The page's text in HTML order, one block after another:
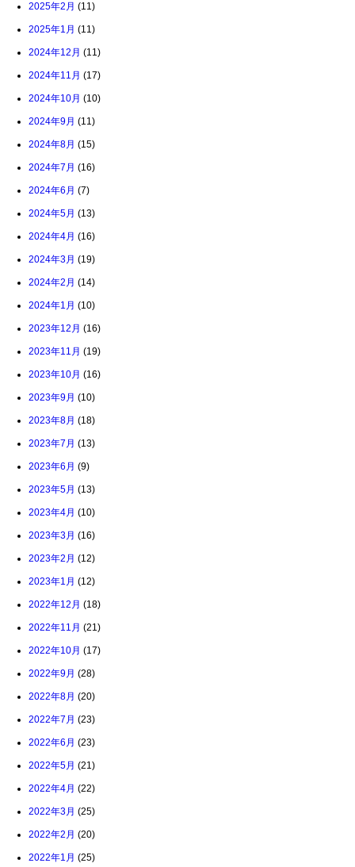
2025年2月 (11)
2025年1月 (11)
2024年12月 (11)
2024年11月 (17)
2024年10月 (10)
2024年9月 (11)
2024年8月 (15)
2024年7月 (16)
2024年6月 (7)
2024年5月 (13)
2024年4月 (16)
2024年3月 (19)
2024年2月 (14)
2024年1月 (10)
2023年12月 (16)
2023年11月 (19)
2023年10月 (16)
2023年9月 (10)
2023年8月 (18)
2023年7月 (13)
2023年6月 (9)
2023年5月 (13)
2023年4月 (10)
2023年3月 (16)
2023年2月 (12)
2023年1月 (12)
2022年12月 (18)
2022年11月 (21)
2022年10月 (17)
2022年9月 (28)
2022年8月 (20)
2022年7月 (23)
2022年6月 (23)
2022年5月 (21)
2022年4月 (22)
2022年3月 (25)
2022年2月 (20)
2022年1月 (25)